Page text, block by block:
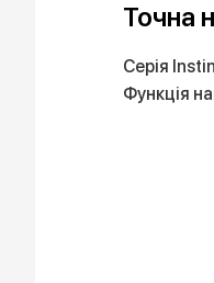
Точна
Серія
Функція